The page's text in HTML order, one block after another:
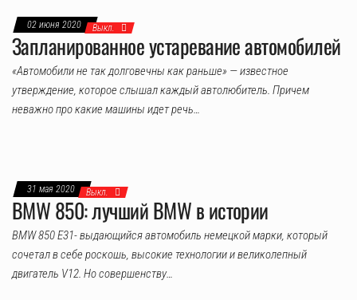
02 июня 2020 Выкл.
Запланированное устаревание автомобилей
«Автомобили не так долговечны как раньше» — известное
утверждение, которое слышал каждый автолюбитель. Причем
неважно про какие машины идет речь…
31 мая 2020 Выкл.
BMW 850: лучший BMW в истории
BMW 850 E31- выдающийся автомобиль немецкой марки, который
сочетал в себе роскошь, высокие технологии и великолепный
двигатель V12. Но совершенству…